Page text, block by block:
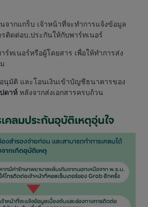
จากแกร็บ เจ้าหน้าที่จะทำการแจ้งข้อมูล
ติดต่อบ.ประกันให้กับพาร์ทเนอร์
ทเนอร์หรือผู้โดยสาร เพื่อให้ทำการส่ง
นุมัติ และโอนเงินเข้าบัญชีธนาคารของ
ดาห์ หลังจากส่งเอกสารครบถ้วน